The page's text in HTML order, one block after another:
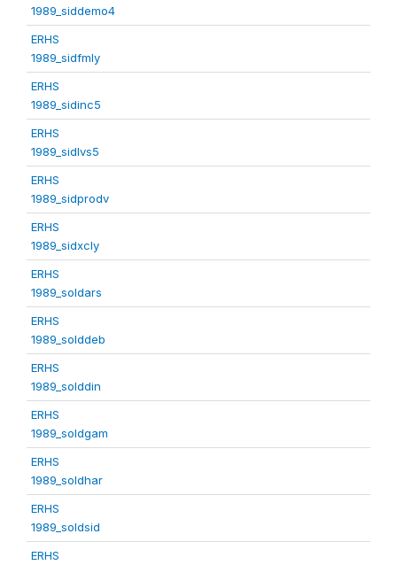
1989_siddemo4
ERHS
1989_sidfmly
ERHS
1989_sidinc5
ERHS
1989_sidlvs5
ERHS
1989_sidprodv
ERHS
1989_sidxcly
ERHS
1989_soldars
ERHS
1989_solddeb
ERHS
1989_solddin
ERHS
1989_soldgam
ERHS
1989_soldhar
ERHS
1989_soldsid
ERHS